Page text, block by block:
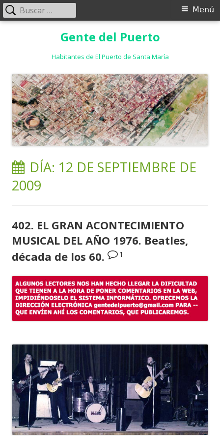
Gente del Puerto
Habitantes de El Puerto de Santa María
Menú
Menú
Buscar:
DÍA: 12 DE SEPTIEMBRE DE
2009
402. EL GRAN ACONTECIMIENTO
MUSICAL DEL AÑO 1976. Beatles,
década de los 60.
1